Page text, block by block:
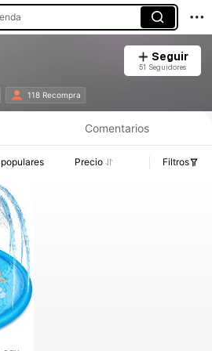
Seguir
51 Seguidores
118 Recompra
Comentarios
Precio Filtros